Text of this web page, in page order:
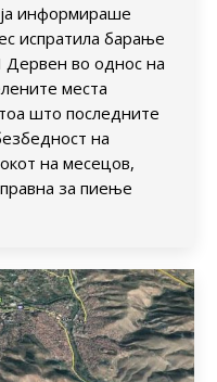
информираше
испратила барање
Дервен во однос на
места
што последните
на
на месецов,
за пиење